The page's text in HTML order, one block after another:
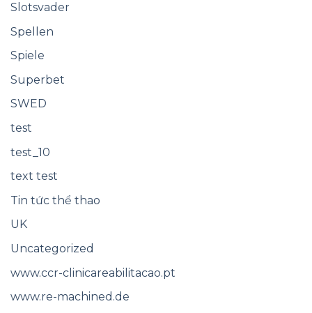
Slotsvader
Spellen
Spiele
Superbet
SWED
test
test_10
text test
Tin tức thể thao
UK
Uncategorized
www.ccr-clinicareabilitacao.pt
www.re-machined.de